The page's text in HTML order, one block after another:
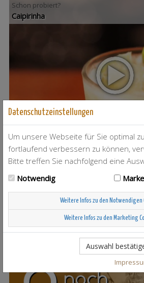
Schon probiert?
Caipirinha
T-Berry
Scandinavian Sunshine
Datenschutzeinstellungen
Um unsere Webseite für Sie optimal
fortlaufend verbessern zu können,
Bitte treffen Sie nachfolgend eine
Notwendig
Weitere Infos zu den Notwendigen
Weitere Infos zu den Marketing
Auswahl